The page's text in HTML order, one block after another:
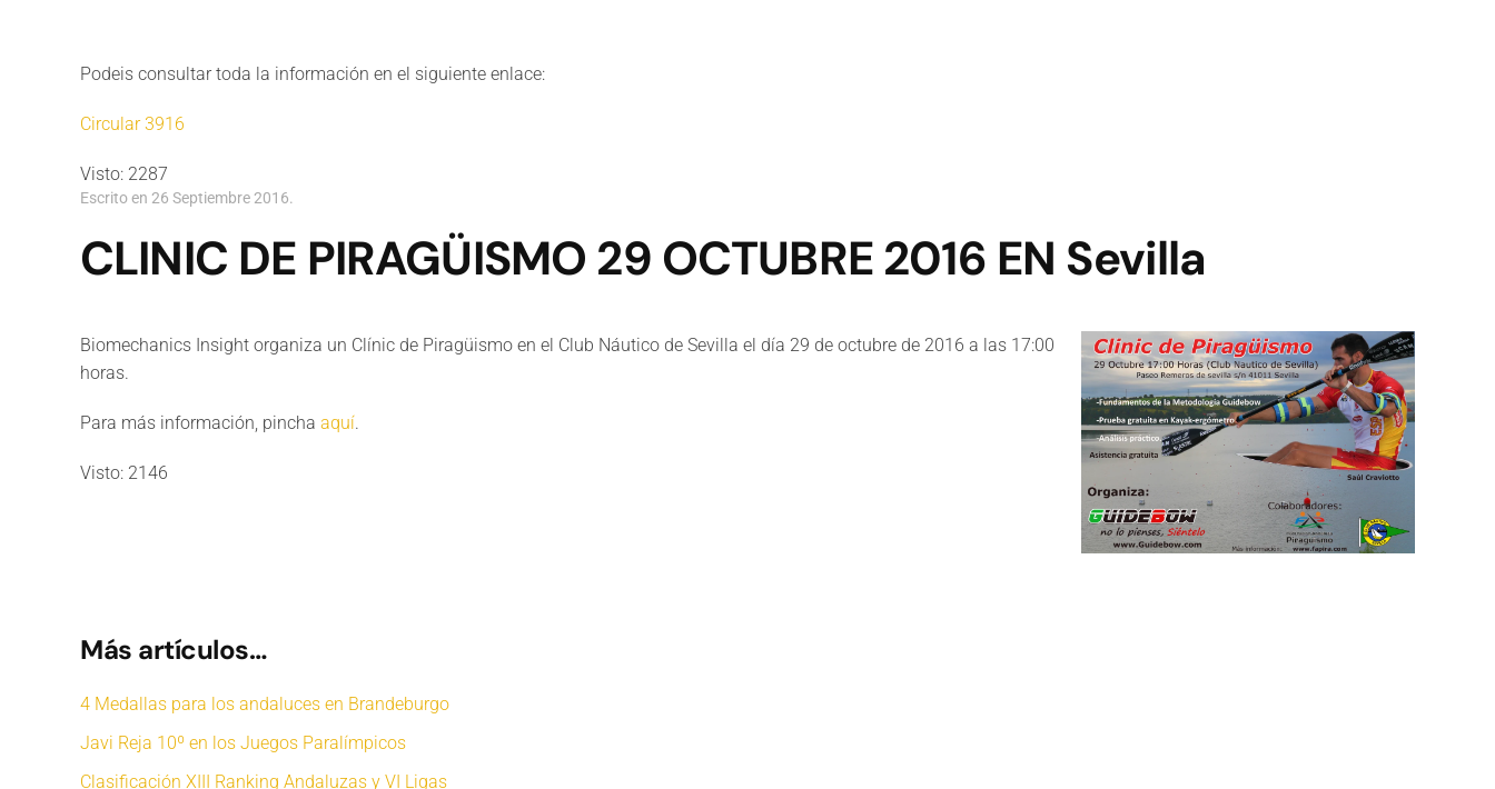
Podeis consultar toda la información en el siguiente enlace:
Circular 3916
Visto: 2287
Escrito en 26 Septiembre 2016.
CLINIC DE PIRAGÜISMO 29 OCTUBRE 2016 EN Sevilla
Biomechanics Insight organiza un Clínic de Piragüismo en el Club Náutico de Sevilla el día 29 de octubre de 2016 a las 17:00
horas.
Para más información, pincha aquí.
Visto: 2146
Más artículos…
4 Medallas para los andaluces en Brandeburgo
Javi Reja 10º en los Juegos Paralímpicos
Clasificación XIII Ranking Andaluzas y VI Ligas